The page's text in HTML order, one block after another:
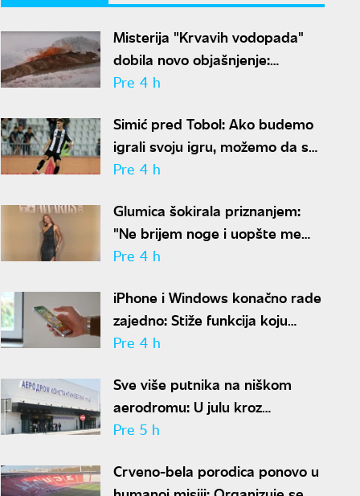
Misterija "Krvavih vodopada"
dobila novo objašnjenje:
Otkriven drevni ekosistem na
Pre 4 h
Simić pred Tobol: Ako budemo
igrali svoju igru, možemo da se
nadamo najboljem
Pre 4 h
Glumica šokirala priznanjem:
"Ne brijem noge i uopšte me
nije sramota"
Pre 4 h
iPhone i Windows konačno rade
zajedno: Stiže funkcija koju
korisnici godinama čekaju
Pre 4 h
Sve više putnika na niškom
aerodromu: U julu kroz
"Konstantin Veliki" prošlo
Pre 5 h
Crveno-bela porodica ponovo u